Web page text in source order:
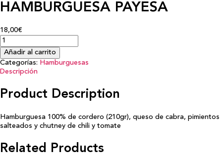
HAMBURGUESA PAYESA
18,00€
Añadir al carrito
Categorías: Hamburguesas
Descripción
Product Description
Hamburguesa 100% de cordero (210gr), queso de cabra, pimientos
salteados y chutney de chili y tomate
Related Products